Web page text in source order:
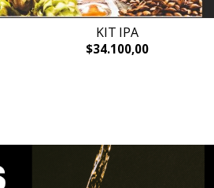
KIT IPA
$34.100,00